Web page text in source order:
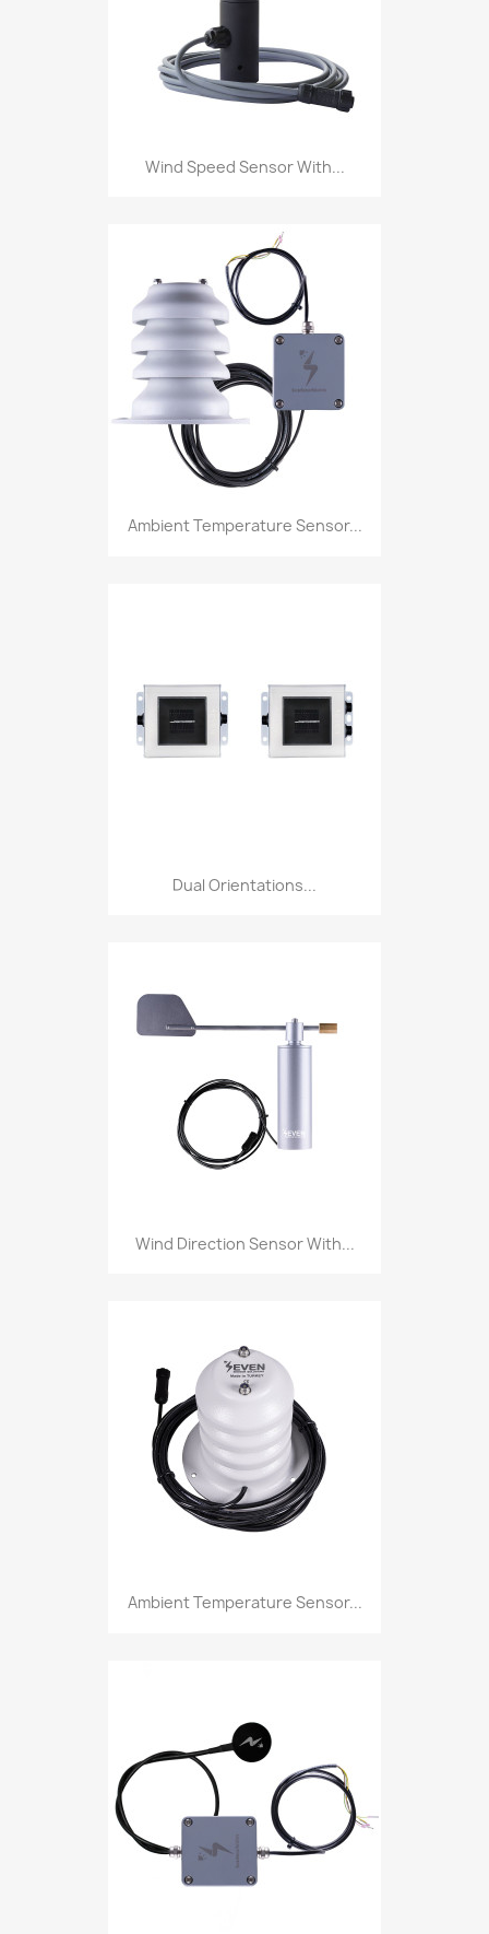
Wind Speed Sensor With...
Ambient Temperature Sensor...
Dual Orientations...
Wind Direction Sensor With...
Ambient Temperature Sensor...